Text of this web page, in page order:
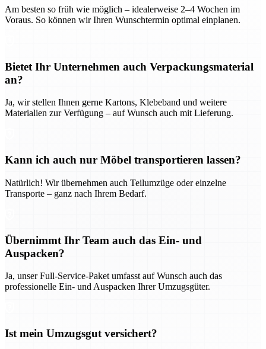
Am besten so früh wie möglich – idealerweise 2–4 Wochen im
Voraus. So können wir Ihren Wunschtermin optimal einplanen.
Bietet Ihr Unternehmen auch Verpackungsmaterial
an?
Ja, wir stellen Ihnen gerne Kartons, Klebeband und weitere
Materialien zur Verfügung – auf Wunsch auch mit Lieferung.
Kann ich auch nur Möbel transportieren lassen?
Natürlich! Wir übernehmen auch Teilumzüge oder einzelne
Transporte – ganz nach Ihrem Bedarf.
Übernimmt Ihr Team auch das Ein- und
Auspacken?
Ja, unser Full-Service-Paket umfasst auf Wunsch auch das
professionelle Ein- und Auspacken Ihrer Umzugsgüter.
Ist mein Umzugsgut versichert?